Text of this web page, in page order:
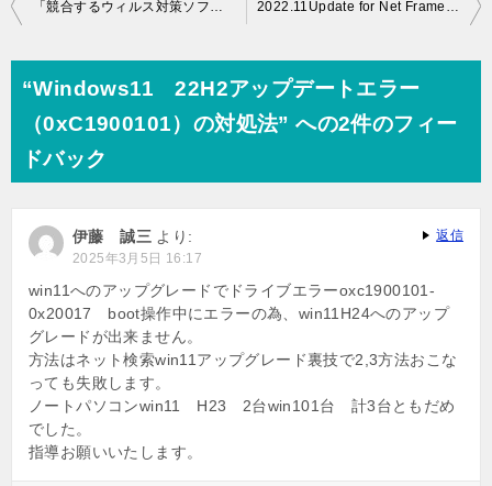
ー
ョ
ン
「競合するウィルス対策ソフトウェアをアンインストールしてください」の対処法 2022.11Update for Net Framework3.5 for Windows11 for ×64 エラー0x800f0922 対処法
“Windows11 22H2アップデートエラー
（0xC1900101）の対処法” への2件のフィー
ドバック
伊藤 誠三 より:
2025年3月5日 16:17
win11へのアップグレードでドライブエラーoxc1900101-
0x20017 boot操作中にエラーの為、win11H24へのアップ
グレードが出来ません。
方法はネット検索win11アップグレード裏技で2,3方法おこな
っても失敗します。
ノートパソコンwin11 H23 2台win101台 計3台ともだめ
でした。
指導お願いいたします。
返信